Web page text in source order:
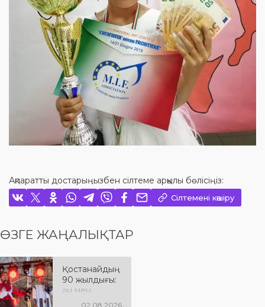
Ақпаратты достарыңызбен сілтеме арқылы бөлісіңіз:
Сілтемені көшіру
ӨЗГЕ ЖАҢАЛЫҚТАР
Қостанайдың
90 жылдығы:
ән мен
әсерге толы
02.08.2026